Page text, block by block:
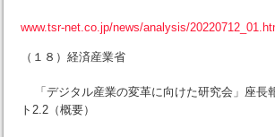
www.tsr-net.co.jp/news/analysis/
（１８）経済産業省
「デジタル産業の変革に向けた研究会」座長
ト2.2（概要）